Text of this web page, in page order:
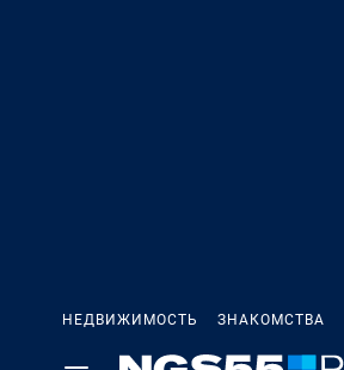
НЕДВИЖИМОСТЬ ЗНАКОМСТВА